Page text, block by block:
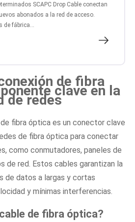
SCAPC Drop Cable conectan
abonados a la red de acceso.
de fábrica...
de fibra
clave en la
de redes
fibra óptica es un conector clave
de fibra óptica para conectar
como conmutadores, paneles de
de red. Estos cables garantizan la
de datos a largas y cortas
y mínimas interferencias.
de fibra óptica?